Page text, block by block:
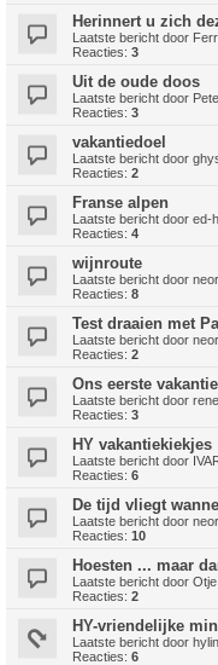
Herinnert u zich
Laatste bericht door
Reacties: 3
Uit de oude doos
Laatste bericht door
Reacties: 3
vakantiedoel
Laatste bericht door
Reacties: 2
Franse alpen
Laatste bericht door ed-
Reacties: 4
wijnroute
Laatste bericht door
Reacties: 8
Test draaien met
Laatste bericht door
Reacties: 2
Ons eerste
Laatste bericht door
Reacties: 3
HY vakantiekiekjes
Laatste bericht door
Reacties: 6
De tijd vliegt
Laatste bericht door
Reacties: 10
Hoesten ... maar
Laatste bericht door Otje
Reacties: 2
HY-vriendelijke
Laatste bericht door
Reacties: 6